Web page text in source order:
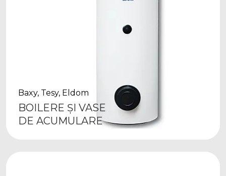
Baxy, Tesy, Eldom
BOILERE ȘI VASE
DE ACUMULARE